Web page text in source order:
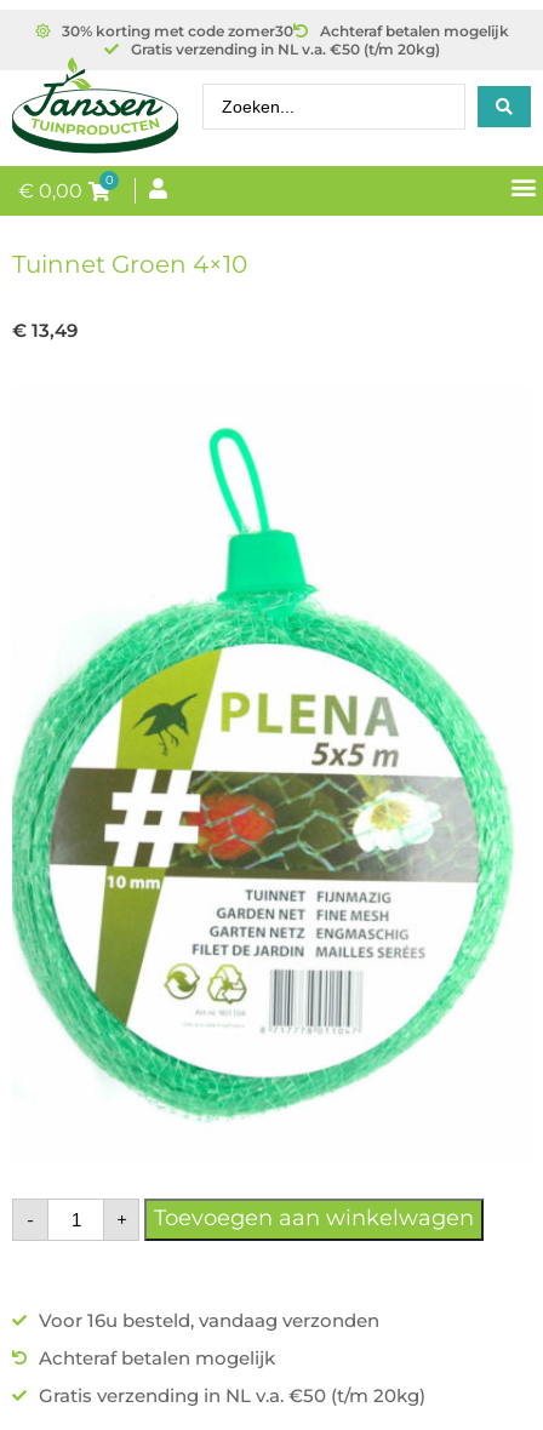
30% korting met code zomer30
Achteraf betalen mogelijk
Gratis verzending in NL v.a. €50 (t/m 20kg)
€ 0,00 0
Tuinnet Groen 4×10
€ 13,49
- + Toevoegen aan winkelwagen
Voor 16u besteld, vandaag verzonden
Achteraf betalen mogelijk
Gratis verzending in NL v.a. €50 (t/m 20kg)